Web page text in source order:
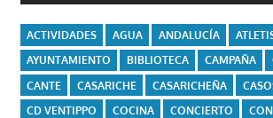
ACTIVIDADES AGUA ANDALUCÍA
AYUNTAMIENTO
BIBLIOTECA CAMPAÑA
CANTE
CASARICHE CASARICHEÑA
CD VENTIPPO
COCINA CONCIERTO